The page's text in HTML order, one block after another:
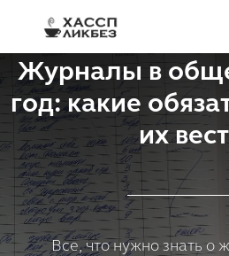
Журналы в
год: какие
их
Все, что нужно знать о